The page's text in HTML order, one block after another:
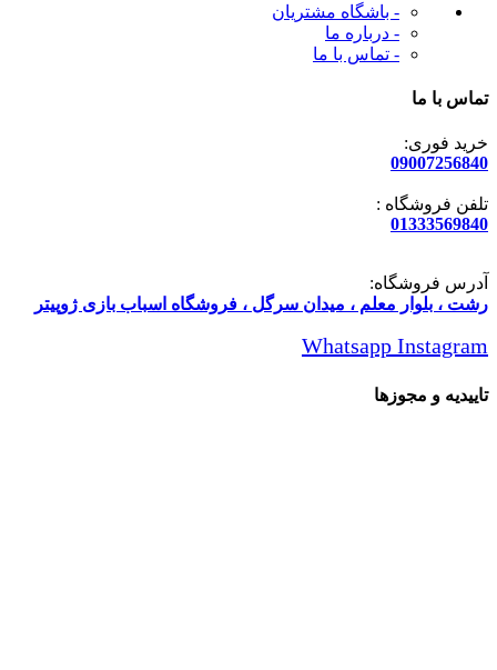
- باشگاه مشتریان
- درباره ما
- تماس با ما
تماس با ما
خرید فوری:
09007256840
تلفن فروشگاه :
01333569840
آدرس فروشگاه:
رشت ، بلوار معلم ، میدان سرگل ، فروشگاه اسباب بازی ژوپیتر
Whatsapp Instagram
تاییدیه و مجوزها